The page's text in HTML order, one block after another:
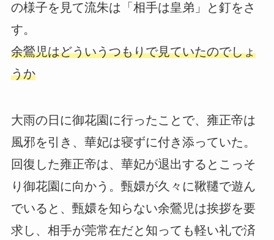
の様子を見て流朱は「相手は皇弟」と釘をさ
す。
余鶯児はどういうつもりで見ていたのでしょ
うか
大雨の日に御花園に行ったことで、雍正帝は
風邪を引き、華妃は寝ずに付き添っていた。
回復した雍正帝は、華妃が退出するとこっそ
り御花園に向かう。甄嬛が久々に鞦韆で遊ん
でいると、甄嬛を知らない余鶯児は挨拶を要
求し、相手が莞常在だと知っても軽い礼で済